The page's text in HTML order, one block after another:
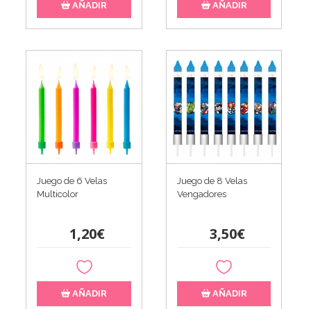
AÑADIR AÑADIR
Juego de 6 Velas
Multicolor
1,20€
AÑADIR
Juego de 8 Velas
Vengadores
3,50€
AÑADIR